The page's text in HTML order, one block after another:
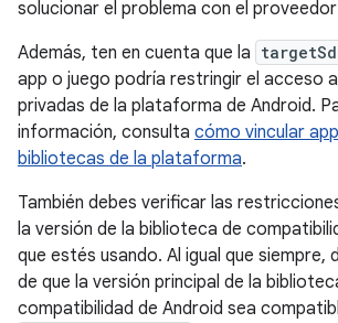
solucionar el problema con el proveedor
Además, ten en cuenta que la
app o juego podría restringir el acceso
privadas de la plataforma de Android.
información, consulta cómo vincular
bibliotecas de la plataforma.
También debes verificar las
la versión de la biblioteca de
que estés usando. Al igual que siempre,
de que la versión principal de la
compatibilidad de Android sea